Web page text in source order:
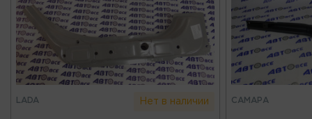
LADA Нет в наличии САМАРА